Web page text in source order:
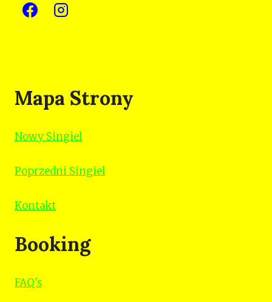
Mapa Strony
Nowy Singiel
Poprzedni Singiel
Kontakt
Booking
FAQ's